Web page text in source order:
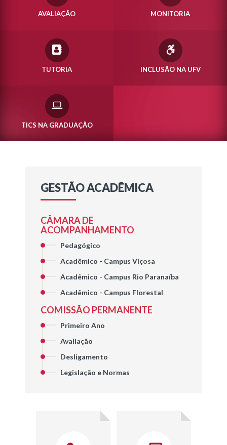
AVALIAÇÃO MONITORIA
TUTORIA INCLUSÃO NA UFV
TICS NA GRADUAÇÃO
GESTÃO ACADÊMICA
CÂMARA DE
ACOMPANHAMENTO
Pedagógico
Acadêmico - Campus Viçosa
Acadêmico - Campus Rio Paranaíba
Acadêmico - Campus Florestal
COMISSÃO PERMANENTE
Primeiro Ano
Avaliação
Desligamento
Legislação e Normas